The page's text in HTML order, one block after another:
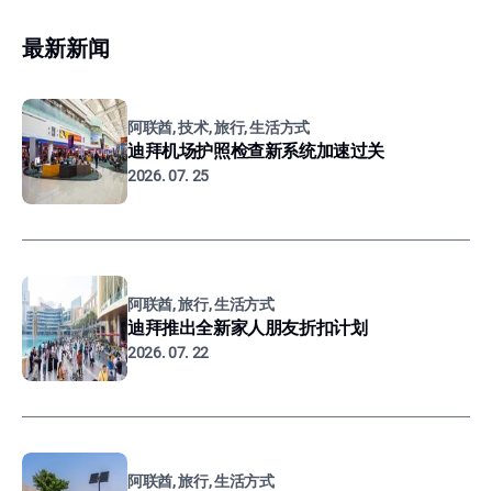
最新新闻
阿联酋, 技术, 旅行, 生活方式
迪拜机场护照检查新系统加速过关
2026. 07. 25
阿联酋, 旅行, 生活方式
迪拜推出全新家人朋友折扣计划
2026. 07. 22
阿联酋, 旅行, 生活方式